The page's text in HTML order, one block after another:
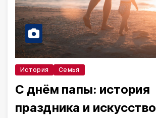
История Семья
С днём папы: история
праздника и искусство